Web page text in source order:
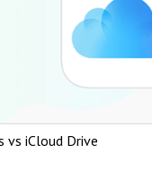
vs iCloud Drive